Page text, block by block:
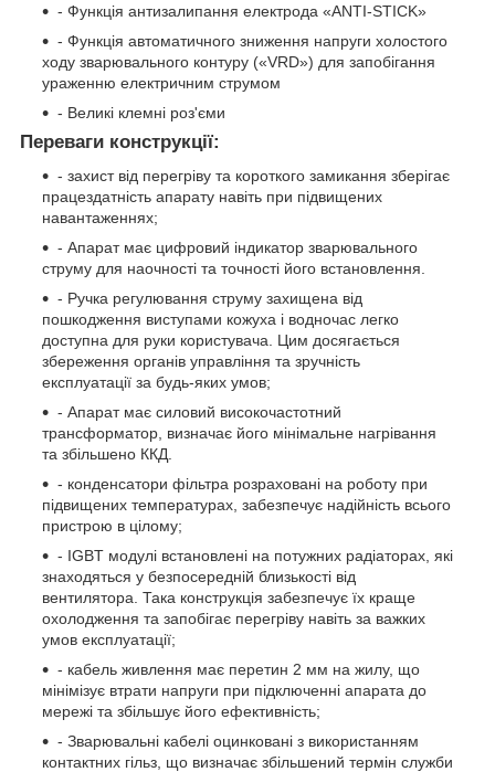
- Функція антизалипання електрода «ANTI-STICK»
- Функція автоматичного зниження напруги холостого
ходу зварювального контуру («VRD») для запобігання
ураженню електричним струмом
- Великі клемні роз'єми
Переваги конструкції:
- захист від перегріву та короткого замикання зберігає
працездатність апарату навіть при підвищених
навантаженнях;
- Апарат має цифровий індикатор зварювального
струму для наочності та точності його встановлення.
- Ручка регулювання струму захищена від
пошкодження виступами кожуха і водночас легко
доступна для руки користувача. Цим досягається
збереження органів управління та зручність
експлуатації за будь-яких умов;
- Апарат має силовий високочастотний
трансформатор, визначає його мінімальне нагрівання
та збільшено ККД.
- конденсатори фільтра розраховані на роботу при
підвищених температурах, забезпечує надійність всього
пристрою в цілому;
- IGBT модулі встановлені на потужних радіаторах, які
знаходяться у безпосередній близькості від
вентилятора. Така конструкція забезпечує їх краще
охолодження та запобігає перегріву навіть за важких
умов експлуатації;
- кабель живлення має перетин 2 мм на жилу, що
мінімізує втрати напруги при підключенні апарата до
мережі та збільшує його ефективність;
- Зварювальні кабелі оцинковані з використанням
контактних гільз, що визначає збільшений термін служби